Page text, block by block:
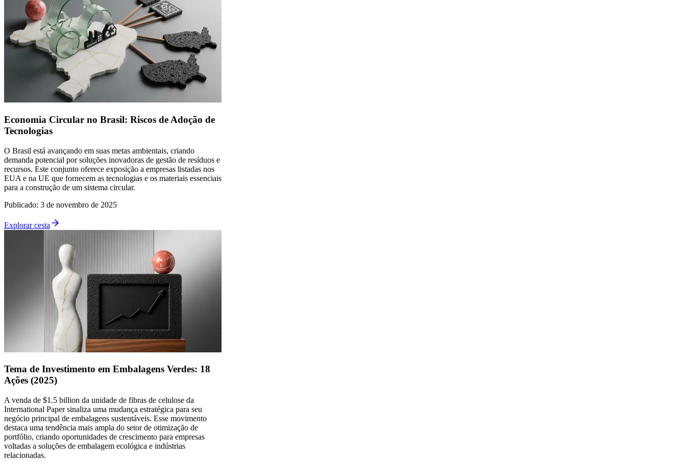
Economia Circular no Brasil: Riscos de Adoção de
Tecnologias
O Brasil está avançando em suas metas ambientais, criando
demanda potencial por soluções inovadoras de gestão de resíduos e
recursos. Este conjunto oferece exposição a empresas listadas nos
EUA e na UE que fornecem as tecnologias e os materiais essenciais
para a construção de um sistema circular.
Publicado: 3 de novembro de 2025
Explorar cesta
Tema de Investimento em Embalagens Verdes: 18
Ações (2025)
A venda de $1.5 billion da unidade de fibras de celulose da
International Paper sinaliza uma mudança estratégica para seu
negócio principal de embalagens sustentáveis. Esse movimento
destaca uma tendência mais ampla do setor de otimização de
portfólio, criando oportunidades de crescimento para empresas
voltadas a soluções de embalagem ecológica e indústrias
relacionadas.